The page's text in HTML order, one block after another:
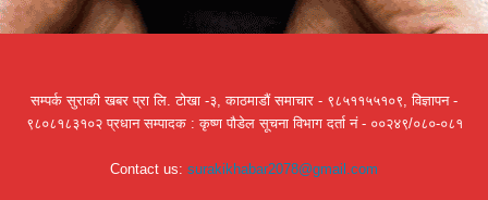
सम्पर्क सुराकी खबर प्रा लि. टोखा -३, काठमाडौं समाचार - ९८५११५५१०९, विज्ञापन -
९८०८१८३१०२ प्रधान सम्पादक : कृष्ण पौडेल सूचना विभाग दर्ता नं - ००२४९/०८०-०८१
Contact us: surakikhabar2078@gmail.com